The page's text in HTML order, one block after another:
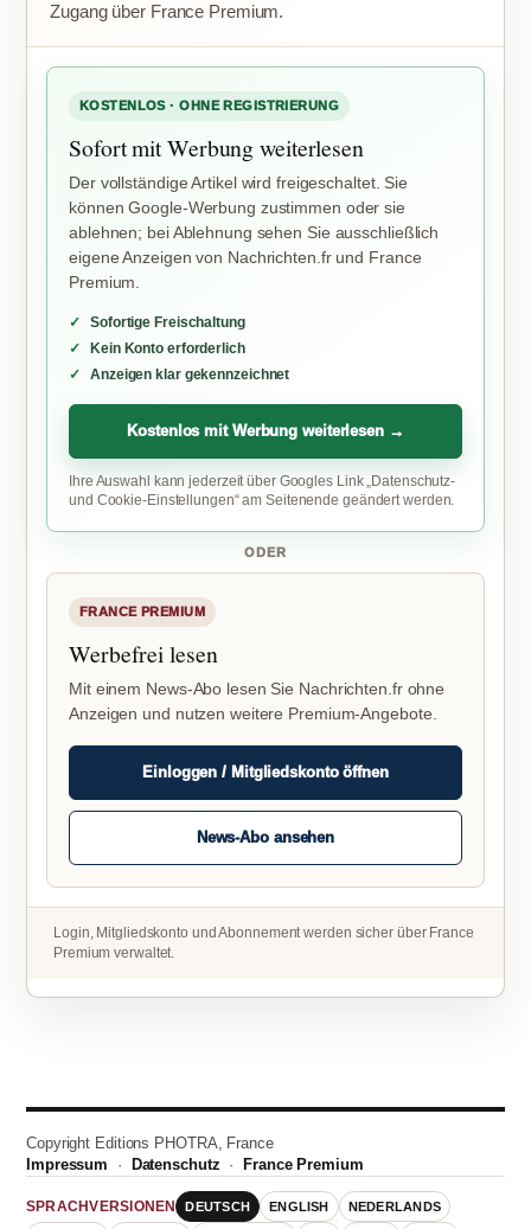
Zugang über France Premium.
KOSTENLOS · OHNE REGISTRIERUNG
Sofort mit Werbung weiterlesen
Der vollständige Artikel wird freigeschaltet. Sie
können Google-Werbung zustimmen oder sie
ablehnen; bei Ablehnung sehen Sie ausschließlich
eigene Anzeigen von Nachrichten.fr und France
Premium.
Sofortige Freischaltung
Kein Konto erforderlich
Anzeigen klar gekennzeichnet
Kostenlos mit Werbung weiterlesen →
Ihre Auswahl kann jederzeit über Googles Link „Datenschutz-
und Cookie-Einstellungen“ am Seitenende geändert werden.
ODER
FRANCE PREMIUM
Werbefrei lesen
Mit einem News-Abo lesen Sie Nachrichten.fr ohne
Anzeigen und nutzen weitere Premium-Angebote.
Einloggen / Mitgliedskonto öffnen
News-Abo ansehen
Login, Mitgliedskonto und Abonnement werden sicher über France
Premium verwaltet.
Copyright Editions PHOTRA, France
Impressum · Datenschutz · France Premium
SPRACHVERSIONEN DEUTSCH ENGLISH NEDERLANDS